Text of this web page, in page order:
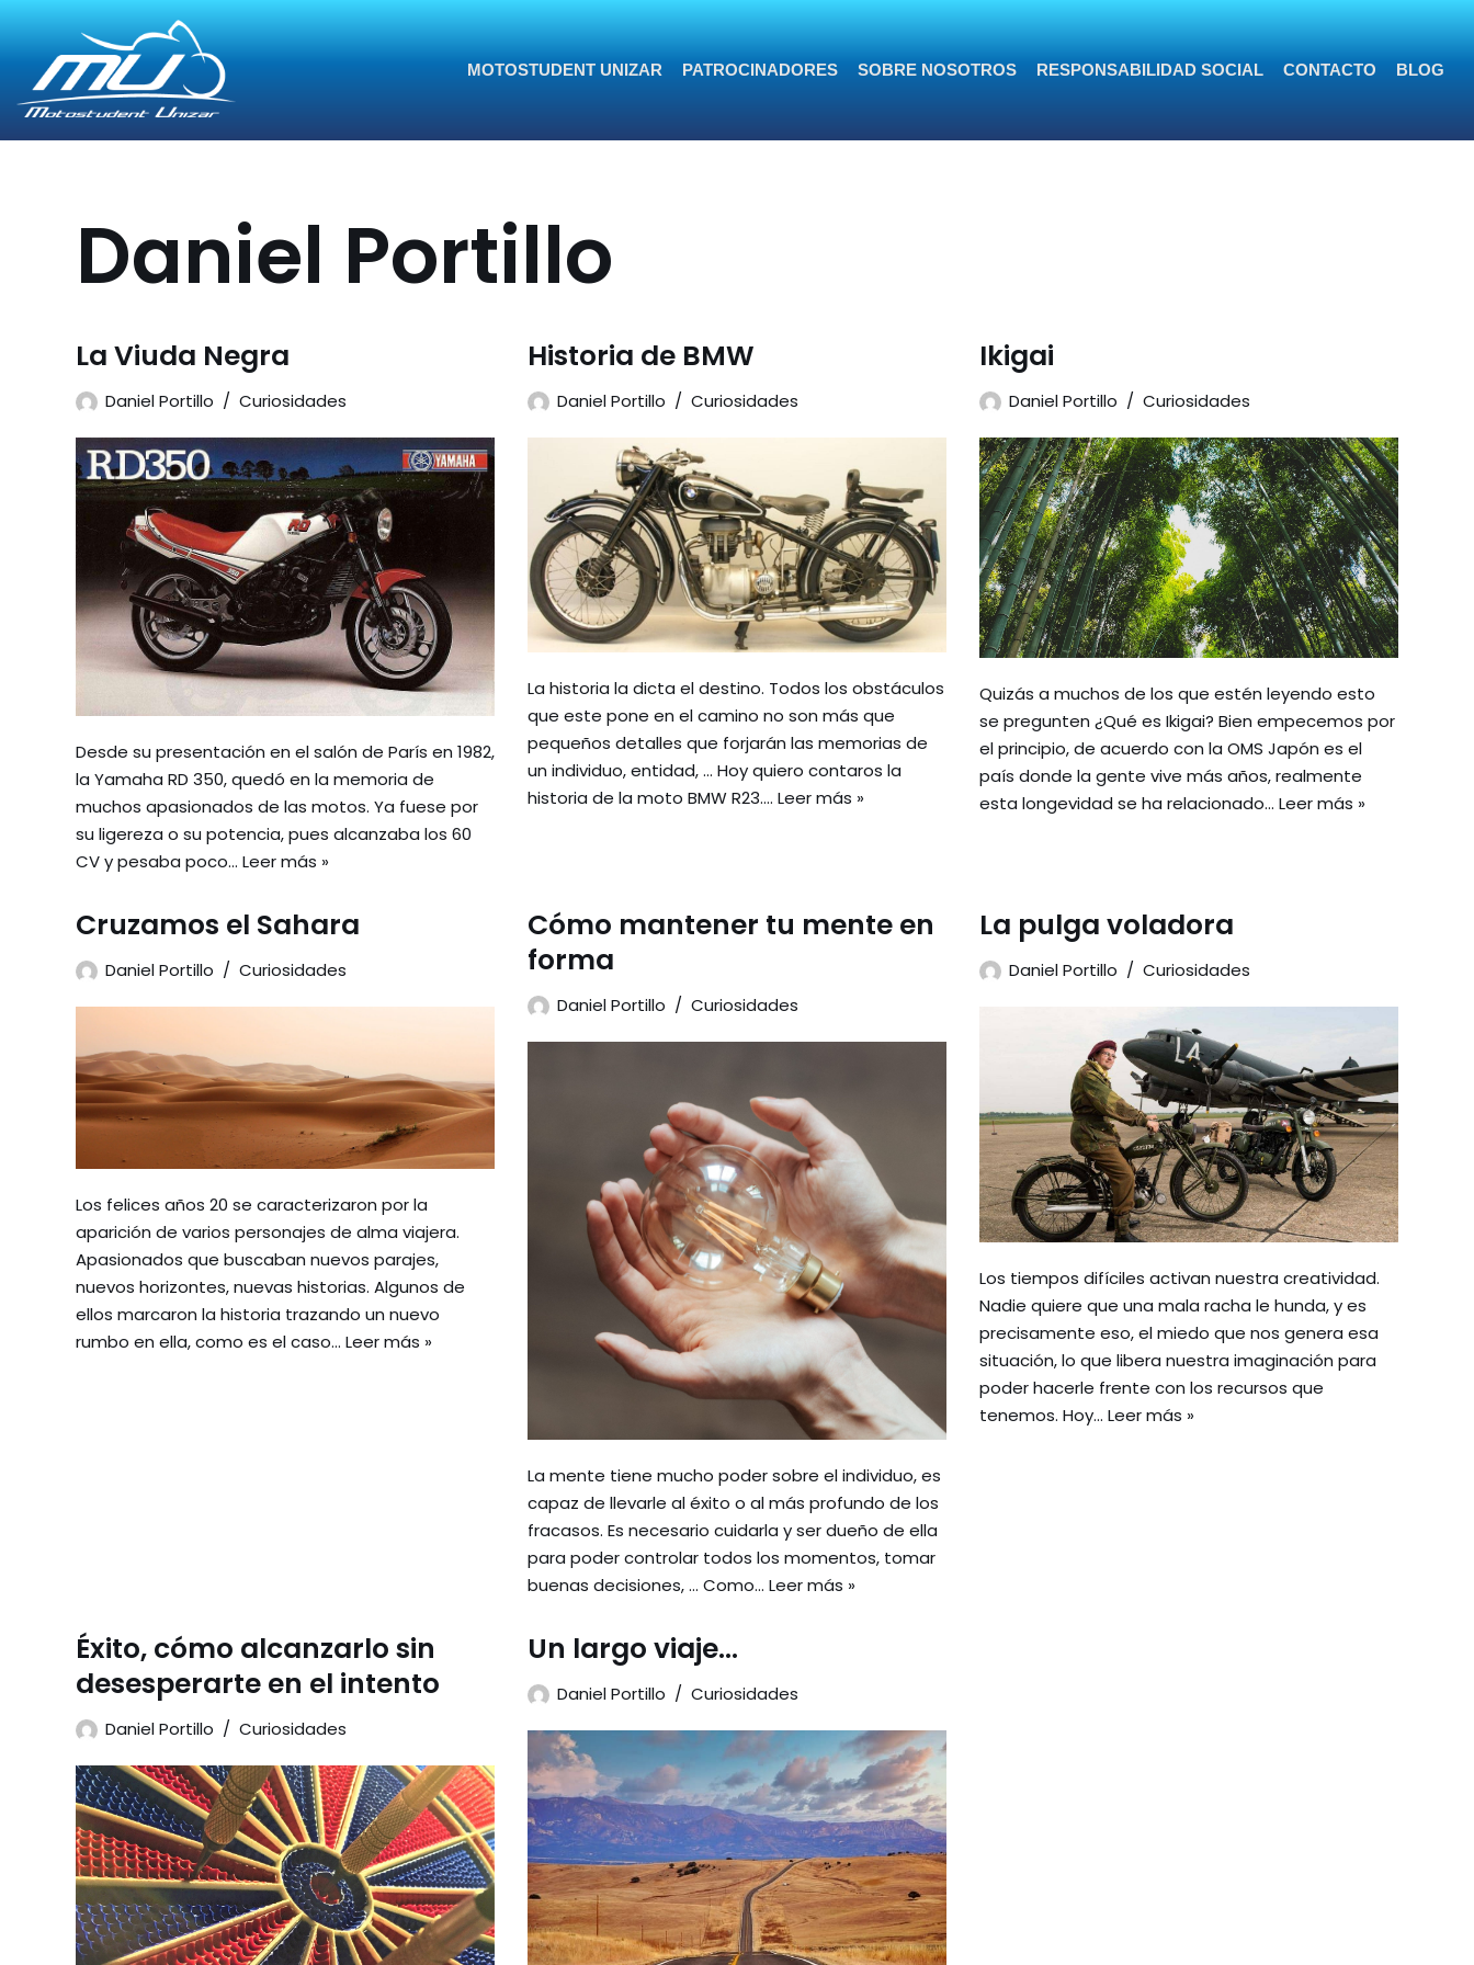
Saltar
al
contenido
MOTOSTUDENT UNIZAR PATROCINADORES SOBRE NOSOTROS RESPONSABILIDAD SOCIAL CONTACTO BLOG
Daniel Portillo
La Viuda Negra
Daniel Portillo Curiosidades
Desde su presentación en el salón de París en 1982,
la Yamaha RD 350, quedó en la memoria de
muchos apasionados de las motos. Ya fuese por
su ligereza o su potencia, pues alcanzaba los 60
CV y pesaba poco… Leer más »
Historia de BMW
Daniel Portillo Curiosidades
La historia la dicta el destino. Todos los obstáculos
que este pone en el camino no son más que
pequeños detalles que forjarán las memorias de
un individuo, entidad, … Hoy quiero contaros la
historia de la moto BMW R23.… Leer más »
Ikigai
Daniel Portillo Curiosidades
Quizás a muchos de los que estén leyendo esto
se pregunten ¿Qué es Ikigai? Bien empecemos por
el principio, de acuerdo con la OMS Japón es el
país donde la gente vive más años, realmente
esta longevidad se ha relacionado…Leer más »
Cruzamos el Sahara
Daniel Portillo Curiosidades
Los felices años 20 se caracterizaron por la
aparición de varios personajes de alma viajera.
Apasionados que buscaban nuevos parajes,
nuevos horizontes, nuevas historias. Algunos de
ellos marcaron la historia trazando un nuevo
rumbo en ella, como es el caso… Leer más »
Cómo mantener tu mente en
forma
Daniel Portillo Curiosidades
La mente tiene mucho poder sobre el individuo, es
capaz de llevarle al éxito o al más profundo de los
fracasos. Es necesario cuidarla y ser dueño de ella
para poder controlar todos los momentos, tomar
buenas decisiones, … Como… Leer más »
La pulga voladora
Daniel Portillo Curiosidades
Los tiempos difíciles activan nuestra creatividad.
Nadie quiere que una mala racha le hunda, y es
precisamente eso, el miedo que nos genera esa
situación, lo que libera nuestra imaginación para
poder hacerle frente con los recursos que
tenemos. Hoy…Leer más »
Éxito, cómo alcanzarlo sin
desesperarte en el intento
Daniel Portillo Curiosidades
Un largo viaje…
Daniel Portillo Curiosidades